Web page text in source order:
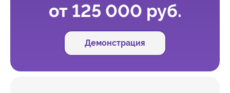
от 125 000 руб.
Демонстрация